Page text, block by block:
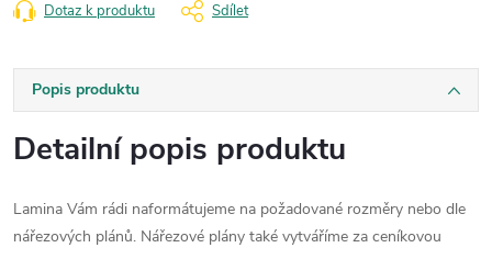
Dotaz k produktu Sdílet
Popis produktu
Detailní popis produktu
Lamina Vám rádi naformátujeme na požadované rozměry nebo dle
nářezových plánů. Nářezové plány také vytváříme za ceníkovou